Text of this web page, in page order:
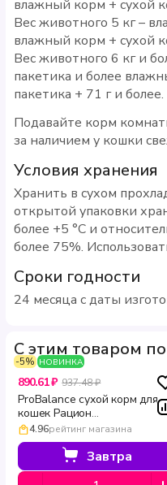
влажный корм + сухой
Вес животного 5 кг –
влажный корм + сухой
Вес животного 6 кг и
пакетика и более
пакетика + 71 г и более.
Подавайте корм
за наличием у кошки
Условия хранения
Хранить в сухом
открытой упаковки
более +5 °C и
более 75%.
Сроки годности
24 месяца с даты
С этим товаром
НОВИНКА
-5%
890.61 ₽ 937.48 ₽
ProBalance сухой корм для
кошек Рацион
стерилизованных кошек с
уткой 1.8 кг
4.96рейтинг магазина
Завтра